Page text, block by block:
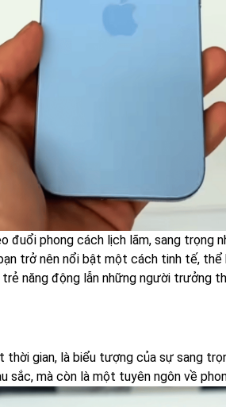
đuổi phong cách lịch lãm, sang trọng
trở nên nổi bật một cách tinh tế,
năng động lẫn những người trưởng
gian, là biểu tượng của sự sang
sắc, mà còn là một tuyên ngôn về